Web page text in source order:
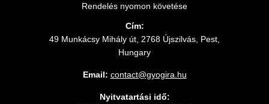
Rendelés nyomon követése
Cím:
49 Munkácsy Mihály út, 2768 Újszilvás, Pest,
Hungary
Email: contact@gyogira.hu
Nyitvatartási idő: